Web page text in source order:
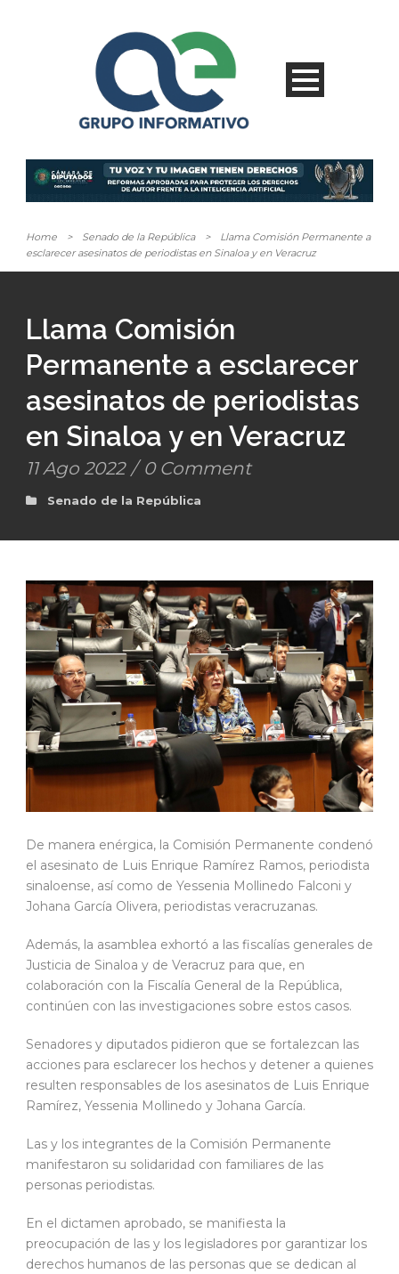
Home > Senado de la República >
Llama Comisión Permanente a
esclarecer asesinatos de periodistas en Sinaloa y en Veracruz
Llama Comisión
Permanente a esclarecer
asesinatos de periodistas
en Sinaloa y en Veracruz
11 Ago 2022 / 0 Comment
Senado de la República
De manera enérgica, la Comisión Permanente condenó
el asesinato de Luis Enrique Ramírez Ramos, periodista
sinaloense, así como de Yessenia Mollinedo Falconi y
Johana García Olivera, periodistas veracruzanas.
Además, la asamblea exhortó a las fiscalías generales de
Justicia de Sinaloa y de Veracruz para que, en
colaboración con la Fiscalía General de la República,
continúen con las investigaciones sobre estos casos.
Senadores y diputados pidieron que se fortalezcan las
acciones para esclarecer los hechos y detener a quienes
resulten responsables de los asesinatos de Luis Enrique
Ramírez, Yessenia Mollinedo y Johana García.
Las y los integrantes de la Comisión Permanente
manifestaron su solidaridad con familiares de las
personas periodistas.
En el dictamen aprobado, se manifiesta la
preocupación de las y los legisladores por garantizar los
derechos humanos de las personas que se dedican al